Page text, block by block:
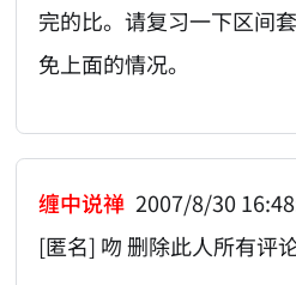
完的比。请复习一下区间
免上面的情况。
缠中说禅 2007/8/30
[匿名] 吻 删除此人所有评